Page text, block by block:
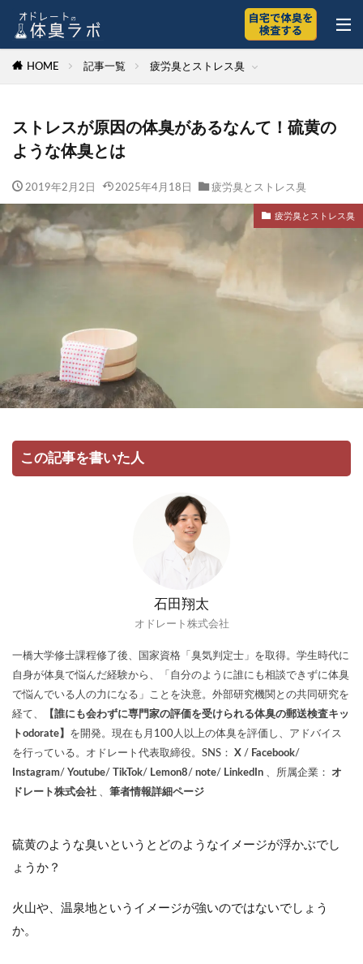
HOME 記事一覧 疲労臭とストレス臭
ストレスが原因の体臭があるなんて！硫黄の
ような体臭とは
2019年2月2日 2025年4月18日 疲労臭とストレス臭
疲労臭とストレス臭
この記事を書いた人
石田翔太
オドレート株式会社
一橋大学修士課程修了後、国家資格「臭気判定士」を取得。学生時代に
自身が体臭で悩んだ経験から、「自分のように誰にも相談できずに体臭
で悩んでいる人の力になる」ことを決意。外部研究機関との共同研究を
経て、
【誰にも会わずに専門家の評価を受けられる体臭の郵送検査キッ
トodorate】 を開発。現在も月100人以上の体臭を評価し、アドバイス
を行っている。オドレート代表取締役。SNS： X / Facebook/
Instagram/ Youtube/ TikTok/ Lemon8/ note/ LinkedIn 、所属企業： オ
ドレート株式会社 、 筆者情報詳細ページ
硫黄のような臭いというとどのようなイメージが浮かぶでし
ょうか？
火山や、温泉地というイメージが強いのではないでしょう
か。